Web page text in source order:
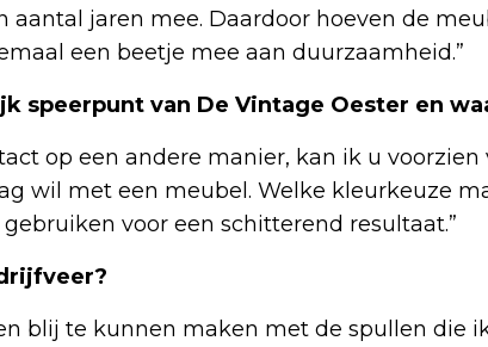
jaren mee. Daardoor hoeven de
een beetje mee aan duurzaamheid.”
speerpunt van De Vintage Oester en
op een andere manier, kan ik u voorzien
wil met een meubel. Welke kleurkeuze
voor een schitterend resultaat.”
blij te kunnen maken met de spullen die